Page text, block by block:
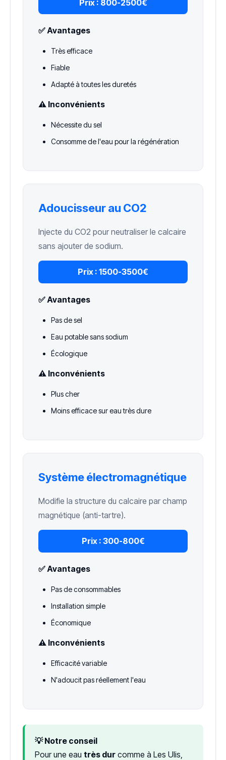
Prix : 800-2500€
✅ Avantages
Très efficace
Fiable
Adapté à toutes les duretés
⚠️ Inconvénients
Nécessite du sel
Consomme de l'eau pour la régénération
Adoucisseur au CO2
Injecte du CO2 pour neutraliser le calcaire
sans ajouter de sodium.
Prix : 1500-3500€
✅ Avantages
Pas de sel
Eau potable sans sodium
Écologique
⚠️ Inconvénients
Plus cher
Moins efficace sur eau très dure
Système électromagnétique
Modifie la structure du calcaire par champ
magnétique (anti-tartre).
Prix : 300-800€
✅ Avantages
Pas de consommables
Installation simple
Économique
⚠️ Inconvénients
Efficacité variable
N'adoucit pas réellement l'eau
💡 Notre conseil
Pour une eau très dur comme à Les Ulis,